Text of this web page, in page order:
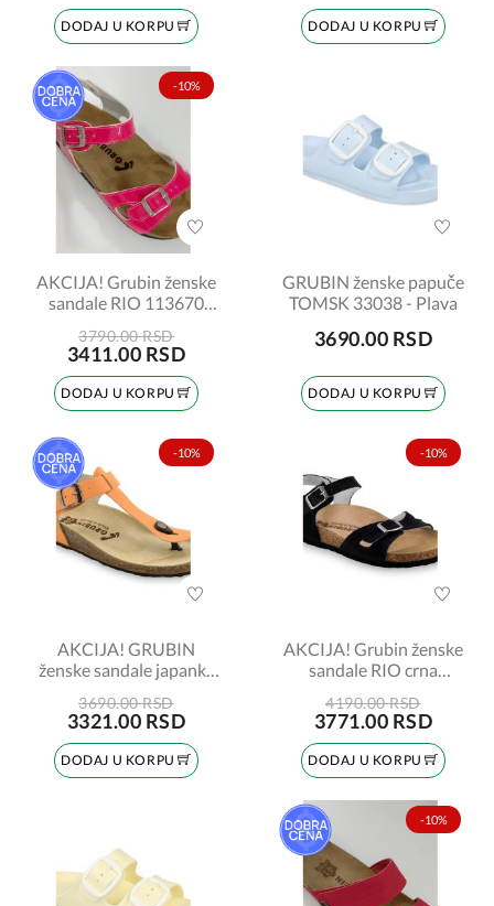
DODAJ U KORPU DODAJ U KORPU
-10%
AKCIJA! Grubin ženske
sandale RIO 113670
3790.00 RSD
3411.00 RSD
DODAJ U KORPU
GRUBIN ženske papuče
TOMSK 33038 - Plava
3690.00 RSD
DODAJ U KORPU
-10%
AKCIJA! GRUBIN
ženske sandale japanke
kajsija br:37
3690.00 RSD
3321.00 RSD
DODAJ U KORPU
-10%
AKCIJA! Grubin ženske
sandale RIO crna
4190.00 RSD
3771.00 RSD
DODAJ U KORPU
-10%